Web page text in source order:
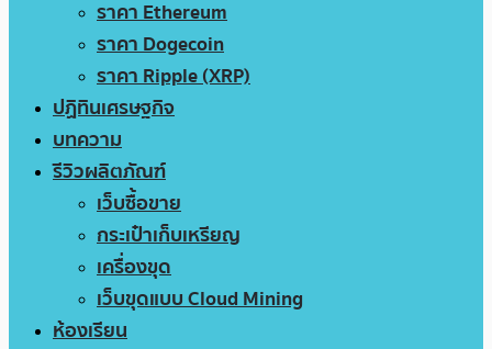
ราคา Ethereum
ราคา Dogecoin
ราคา Ripple (XRP)
ปฏิทินเศรษฐกิจ
บทความ
รีวิวผลิตภัณฑ์
เว็บซื้อขาย
กระเป๋าเก็บเหรียญ
เครื่องขุด
เว็บขุดแบบ Cloud Mining
ห้องเรียน